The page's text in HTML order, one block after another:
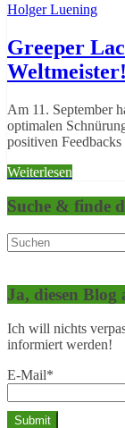
Holger Luening
Greeper
Weltmeister!
Am 11. September
optimalen
positiven Feedbacks
Weiterlesen
Suche & finde
Ja, diesen Blog
Ich will nichts
informiert werden!
E-Mail*